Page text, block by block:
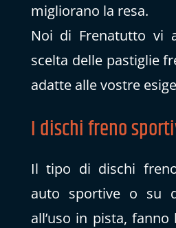
migliorano la resa.
Noi di Frenatutto vi
scelta delle pastiglie
adatte alle vostre
I dischi freno
Il tipo di dischi
auto sportive o su
all’uso in pista,